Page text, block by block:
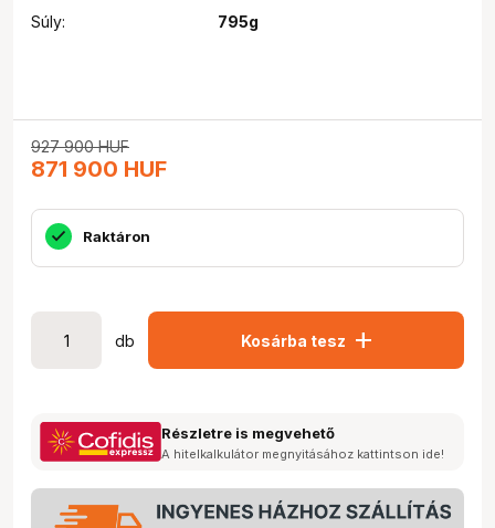
Súly:
795g
927 900 HUF
871 900 HUF
Raktáron
db Kosárba tesz add
Részletre is megvehető
A hitelkalkulátor megnyitásához kattintson ide!